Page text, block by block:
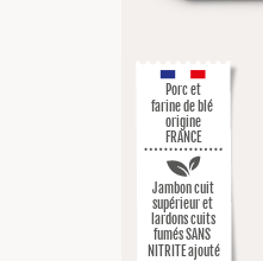
Porc et
farine de blé
origine
FRANCE
Jambon cuit
supérieur et
lardons cuits
fumés SANS
NITRITE ajouté